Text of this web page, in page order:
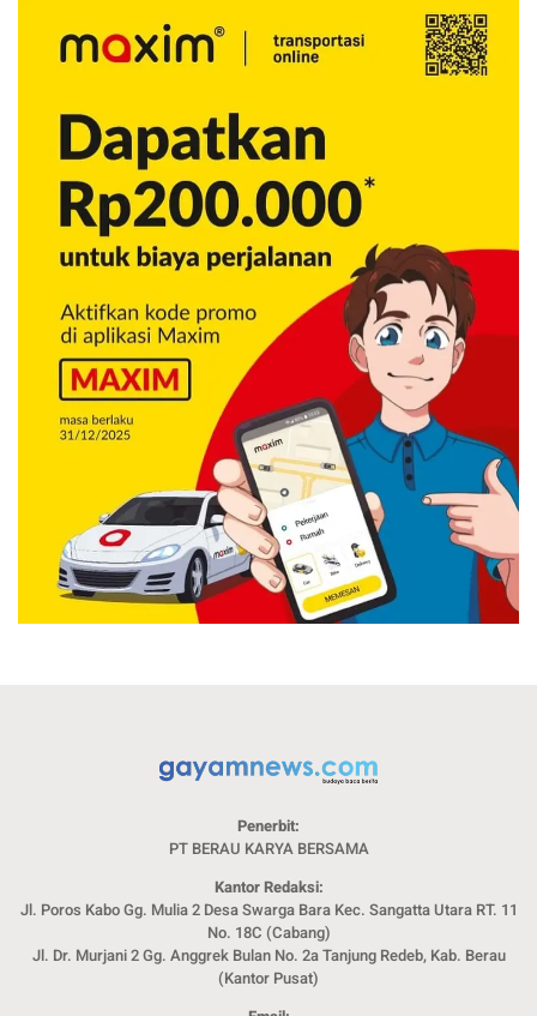
Penerbit:
PT BERAU KARYA BERSAMA
Kantor Redaksi:
Jl. Poros Kabo Gg. Mulia 2 Desa Swarga Bara Kec. Sangatta Utara RT. 11
No. 18C (Cabang)
Jl. Dr. Murjani 2 Gg. Anggrek Bulan No. 2a Tanjung Redeb, Kab. Berau
(Kantor Pusat)